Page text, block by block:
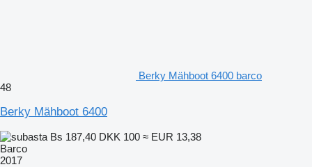
Berky Mähboot 6400 barco
48
Berky Mähboot 6400
Bs 187,40 DKK 100 ≈ EUR 13,38
Barco
2017